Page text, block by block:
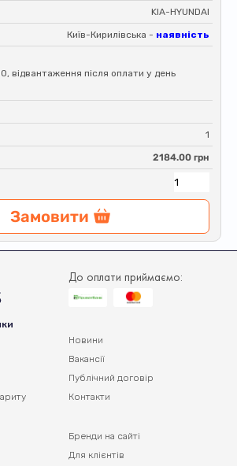
KIA-HYUNDAI
Київ-Кирилівська - наявність
відвантаження після оплати у день
1
2184.00 грн
Замовити
До оплати приймаємо:
Новини
Вакансії
Публічний договір
Контакти
Бренди на сайті
Для клієнтів